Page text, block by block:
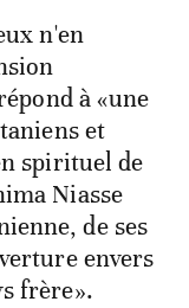
n'en
à «une
et
spirituel de
Niasse
de ses
envers
frère».